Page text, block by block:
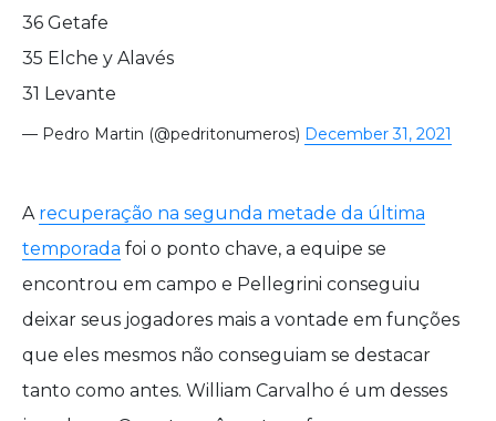
36 Getafe
35 Elche y Alavés
31 Levante
— Pedro Martin (@pedritonumeros) December 31, 2021
A recuperação na segunda metade da última
temporada foi o ponto chave, a equipe se
encontrou em campo e Pellegrini conseguiu
deixar seus jogadores mais a vontade em funções
que eles mesmos não conseguiam se destacar
tanto como antes. William Carvalho é um desses